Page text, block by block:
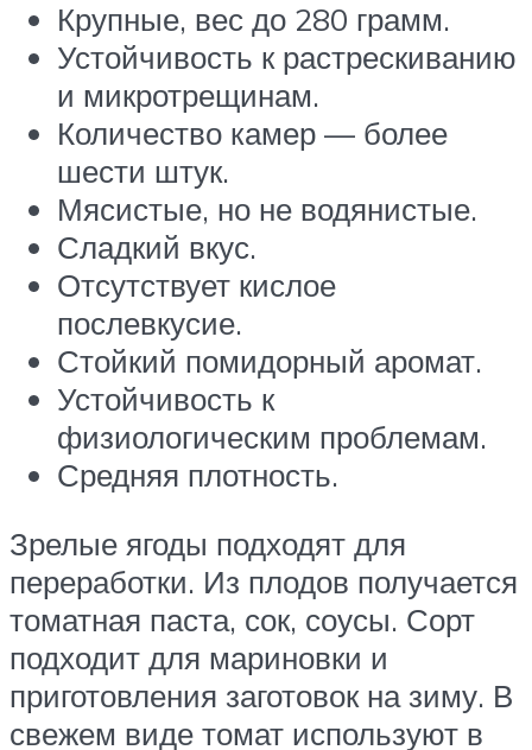
Крупные, вес до 280 грамм.
Устойчивость к растрескиванию
и микротрещинам.
Количество камер — более
шести штук.
Мясистые, но не водянистые.
Сладкий вкус.
Отсутствует кислое
послевкусие.
Стойкий помидорный аромат.
Устойчивость к
физиологическим проблемам.
Средняя плотность.
Зрелые ягоды подходят для
переработки. Из плодов получается
томатная паста, сок, соусы. Сорт
подходит для мариновки и
приготовления заготовок на зиму. В
свежем виде томат используют в